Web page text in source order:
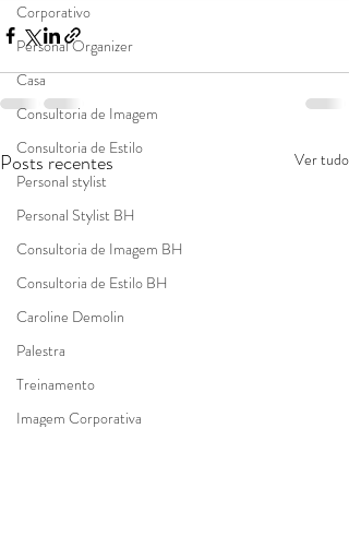
Corporativo
Personal Organizer
Casa
Consultoria de Imagem
Consultoria de Estilo
Personal stylist
Personal Stylist BH
Consultoria de Imagem BH
Consultoria de Estilo BH
Caroline Demolin
Palestra
Treinamento
Imagem Corporativa
Posts recentes Ver tudo